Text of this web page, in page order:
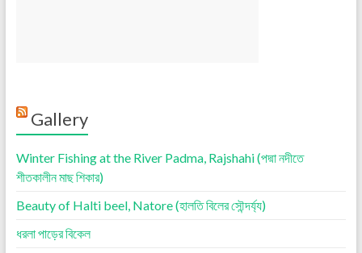
Gallery
Winter Fishing at the River Padma, Rajshahi (পদ্মা নদীতে
শীতকালীন মাছ শিকার)
Beauty of Halti beel, Natore (হালতি বিলের সৌন্দর্য্য)
ধরলা পাড়ের বিকেল